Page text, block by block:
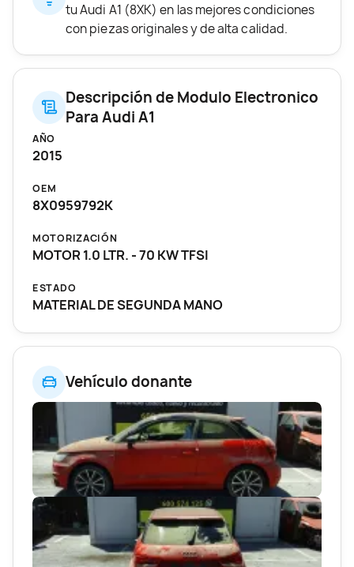
Vehículo donante
tu Audi A1 (8XK) en las mejores condiciones
con piezas originales y de alta calidad.
Descripción de Modulo Electronico
Para Audi A1
AÑO
2015
OEM
8X0959792K
MOTORIZACIÓN
MOTOR 1.0 LTR. - 70 KW TFSI
ESTADO
MATERIAL DE SEGUNDA MANO